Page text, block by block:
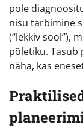
pole
nisu tarbimine
(“lekkiv sool”),
põletiku.
näha, kas